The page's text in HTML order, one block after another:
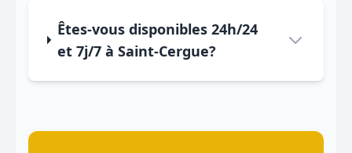
Êtes-vous disponibles 24h/24
et 7j/7 à Saint-Cergue?